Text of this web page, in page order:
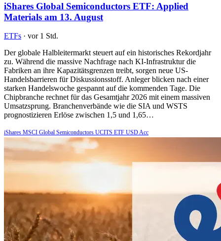
iShares Global Semiconductors ETF: Applied
Materials am 13. August
ETFs · vor 1 Std.
Der globale Halbleitermarkt steuert auf ein historisches Rekordjahr
zu. Während die massive Nachfrage nach KI-Infrastruktur die
Fabriken an ihre Kapazitätsgrenzen treibt, sorgen neue US-
Handelsbarrieren für Diskussionsstoff. Anleger blicken nach einer
starken Handelswoche gespannt auf die kommenden Tage. Die
Chipbranche rechnet für das Gesamtjahr 2026 mit einem massiven
Umsatzsprung. Branchenverbände wie die SIA und WSTS
prognostizieren Erlöse zwischen 1,5 und 1,65…
iShares MSCI Global Semiconductors UCITS ETF USD Acc